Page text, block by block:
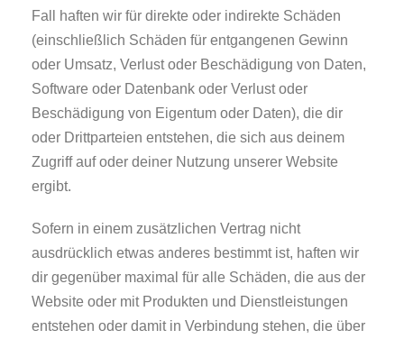
Fall haften wir für direkte oder indirekte Schäden
(einschließlich Schäden für entgangenen Gewinn
oder Umsatz, Verlust oder Beschädigung von Daten,
Software oder Datenbank oder Verlust oder
Beschädigung von Eigentum oder Daten), die dir
oder Drittparteien entstehen, die sich aus deinem
Zugriff auf oder deiner Nutzung unserer Website
ergibt.
Sofern in einem zusätzlichen Vertrag nicht
ausdrücklich etwas anderes bestimmt ist, haften wir
dir gegenüber maximal für alle Schäden, die aus der
Website oder mit Produkten und Dienstleistungen
entstehen oder damit in Verbindung stehen, die über